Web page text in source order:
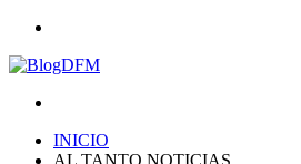
INICIO
AL TANTO NOTICIAS